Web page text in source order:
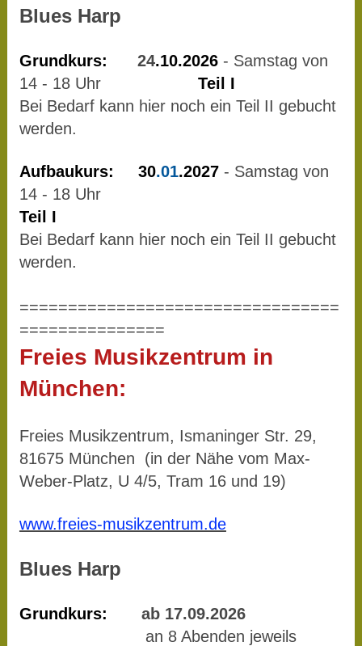
Blues Harp
Grundkurs: 24.10.2026- Samstag von
14 - 18 Uhr Teil I
Bei Bedarf kann hier noch ein Teil II gebucht
werden.
Aufbaukurs: 30.01.2027- Samstag von
14 - 18 Uhr
Teil I
Bei Bedarf kann hier noch ein Teil II gebucht
werden.
=================================
===============
Freies Musikzentrum in
München:
Freies Musikzentrum, Ismaninger Str. 29,
81675 München (in der Nähe vom Max-
Weber-Platz, U 4/5, Tram 16 und 19)
www.freies-musikzentrum.de
Blues Harp
Grundkurs:
ab 17.09.2026
an 8 Abenden jeweils